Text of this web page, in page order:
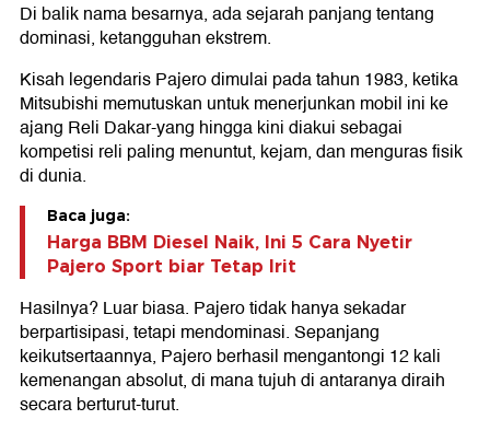
Di balik nama besarnya, ada sejarah panjang tentang
dominasi, ketangguhan ekstrem.
Kisah legendaris Pajero dimulai pada tahun 1983, ketika
Mitsubishi memutuskan untuk menerjunkan mobil ini ke
ajang Reli Dakar-yang hingga kini diakui sebagai
kompetisi reli paling menuntut, kejam, dan menguras fisik
di dunia.
Baca juga:
Harga BBM Diesel Naik, Ini 5 Cara Nyetir
Pajero Sport biar Tetap Irit
Hasilnya? Luar biasa. Pajero tidak hanya sekadar
berpartisipasi, tetapi mendominasi. Sepanjang
keikutsertaannya, Pajero berhasil mengantongi 12 kali
kemenangan absolut, di mana tujuh di antaranya diraih
secara berturut-turut.